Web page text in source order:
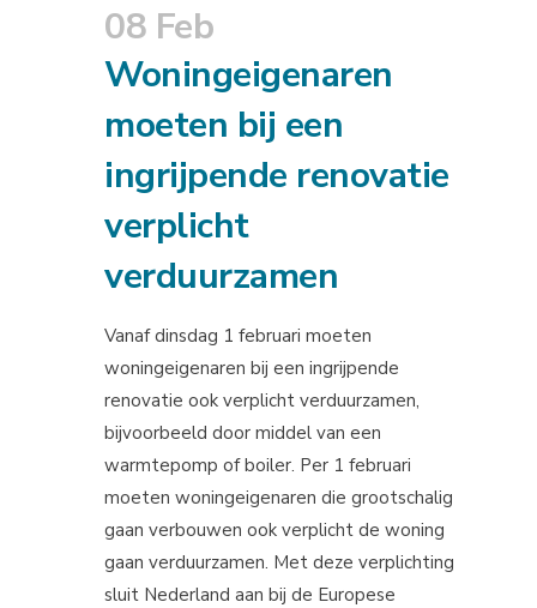
08 Feb
Woningeigenaren
moeten bij een
ingrijpende renovatie
verplicht
verduurzamen
Vanaf dinsdag 1 februari moeten
woningeigenaren bij een ingrijpende
renovatie ook verplicht verduurzamen,
bijvoorbeeld door middel van een
warmtepomp of boiler. Per 1 februari
moeten woningeigenaren die grootschalig
gaan verbouwen ook verplicht de woning
gaan verduurzamen. Met deze verplichting
sluit Nederland aan bij de Europese